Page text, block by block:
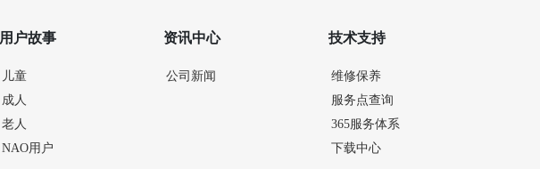
用户故事
儿童
成人
老人
NAO用户
资讯中心
公司新闻
技术支持
维修保养
服务点查询
365服务体系
下载中心